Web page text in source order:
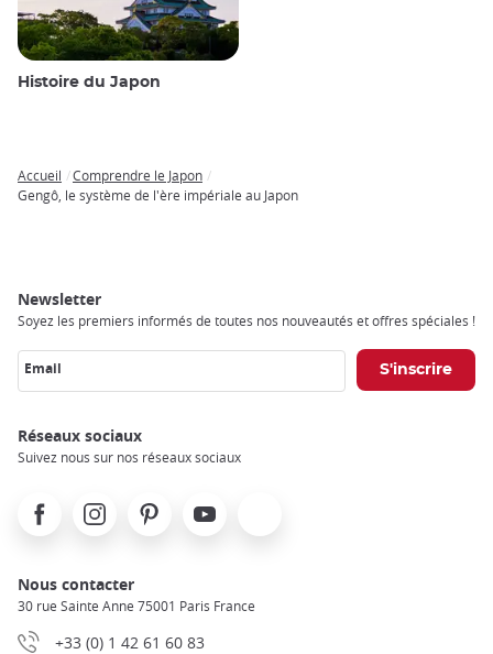
Histoire du Japon
Breadcrumb
Accueil
Comprendre le Japon
Gengô, le système de l'ère impériale au Japon
Newsletter
Soyez les premiers informés de toutes nos nouveautés et offres spéciales !
Email
Réseaux sociaux
Suivez nous sur nos réseaux sociaux
FacebookInstagramPinterest Youtube
Nous contacter
30 rue Sainte Anne 75001 Paris France
+33 (0) 1 42 61 60 83